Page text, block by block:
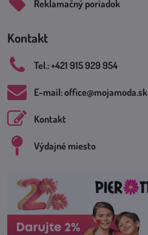
Reklamačný poriadok
Kontakt
Tel​.: +421 915 929 954
E-mail: office​@mojamoda​.sk
Kontakt
Výdajné miesto